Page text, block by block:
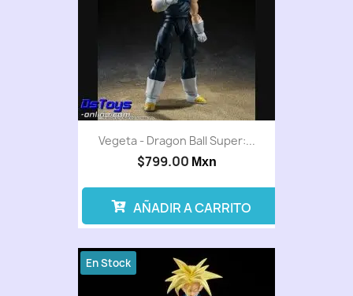
Vegeta - Dragon Ball Super:...
$799.00 Mxn
AÑADIR A CARRITO
En Stock